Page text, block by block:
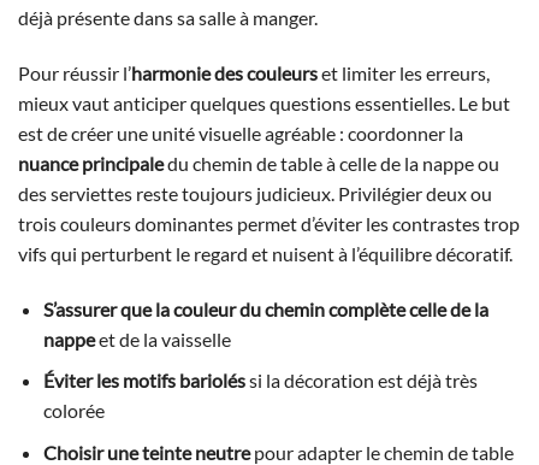
déjà présente dans sa salle à manger.
Pour réussir l’harmonie des couleurset limiter les erreurs,
mieux vaut anticiper quelques questions essentielles. Le but
est de créer une unité visuelle agréable : coordonner la
nuance principaledu chemin de table à celle de la nappe ou
des serviettes reste toujours judicieux. Privilégier deux ou
trois couleurs dominantes permet d’éviter les contrastes trop
vifs qui perturbent le regard et nuisent à l’équilibre décoratif.
S’assurer que la couleur du chemin complète celle de la
nappeet de la vaisselle
Éviter les motifs barioléssi la décoration est déjà très
colorée
Choisir une teinte neutrepour adapter le chemin de table